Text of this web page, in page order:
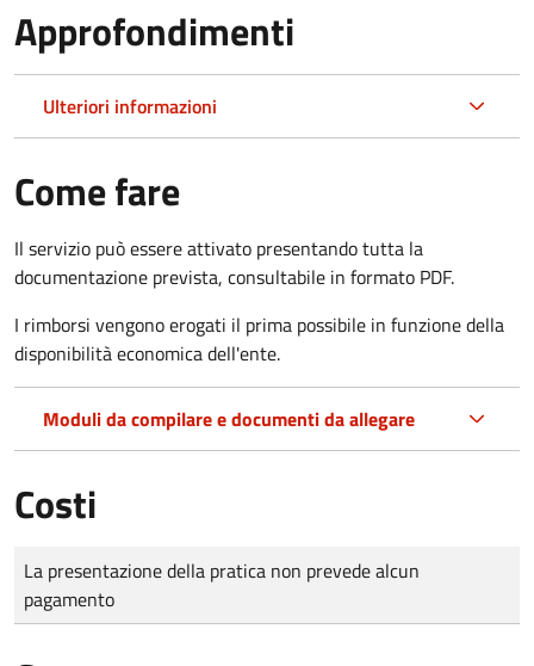
Approfondimenti
Ulteriori informazioni
Come fare
Il servizio può essere attivato presentando tutta la
documentazione prevista, consultabile in formato PDF.
I rimborsi vengono erogati il prima possibile in funzione della
disponibilità economica dell'ente.
Moduli da compilare e documenti da allegare
Costi
Tipo di pagamento
Importo
La presentazione della pratica non prevede alcun
pagamento